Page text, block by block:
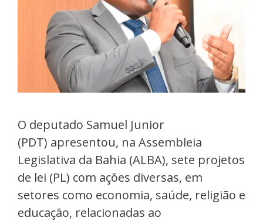
O deputado Samuel Junior
(PDT) apresentou, na Assembleia
Legislativa da Bahia (ALBA), sete projetos
de lei (PL) com ações diversas, em
setores como economia, saúde, religião e
educação, relacionadas ao